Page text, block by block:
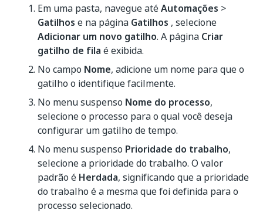
Em uma pasta, navegue atéAutomações >
Gatilhos e na página Gatilhos , selecione
Adicionar um novo gatilho. A página Criar
gatilho de fila é exibida.
No campo Nome, adicione um nome para que o
gatilho o identifique facilmente.
No menu suspenso Nome do processo,
selecione o processo para o qual você deseja
configurar um gatilho de tempo.
No menu suspenso Prioridade do trabalho,
selecione a prioridade do trabalho. O valor
padrão é Herdada, significando que a prioridade
do trabalho é a mesma que foi definida para o
processo selecionado.